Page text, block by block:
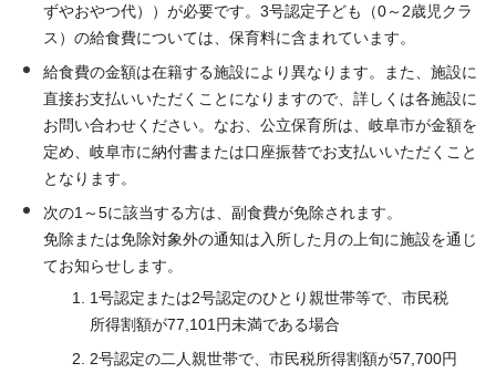
ずやおやつ代））が必要です。3号認定子ども（0～2歳児クラ
ス）の給食費については、保育料に含まれています。
給食費の金額は在籍する施設により異なります。また、施設に
直接お支払いいただくことになりますので、詳しくは各施設に
お問い合わせください。なお、公立保育所は、岐阜市が金額を
定め、岐阜市に納付書または口座振替でお支払いいただくこと
となります。
次の1～5に該当する方は、副食費が免除されます。
免除または免除対象外の通知は入所した月の上旬に施設を通じ
てお知らせします。
1号認定または2号認定のひとり親世帯等で、市民税
所得割額が77,101円未満である場合
2号認定の二人親世帯で、市民税所得割額が57,700円